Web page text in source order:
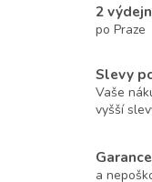
2
po Praze
Slevy
Vaše
vyšší
a